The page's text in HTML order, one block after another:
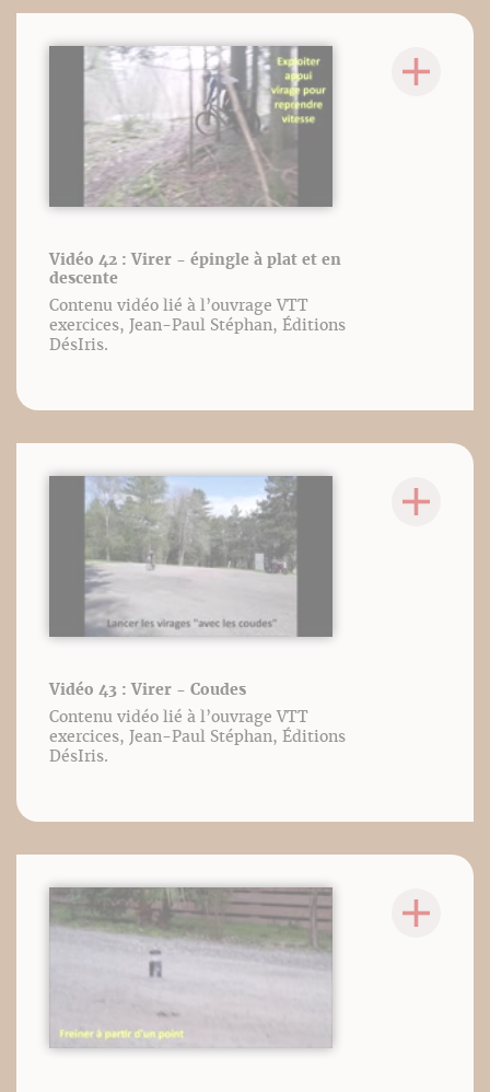
Vidéo 42 : Virer - épingle à plat et en
descente
Contenu vidéo lié à l’ouvrage VTT
exercices, Jean-Paul Stéphan, Éditions
DésIris.
Vidéo 43 : Virer - Coudes
Contenu vidéo lié à l’ouvrage VTT
exercices, Jean-Paul Stéphan, Éditions
DésIris.